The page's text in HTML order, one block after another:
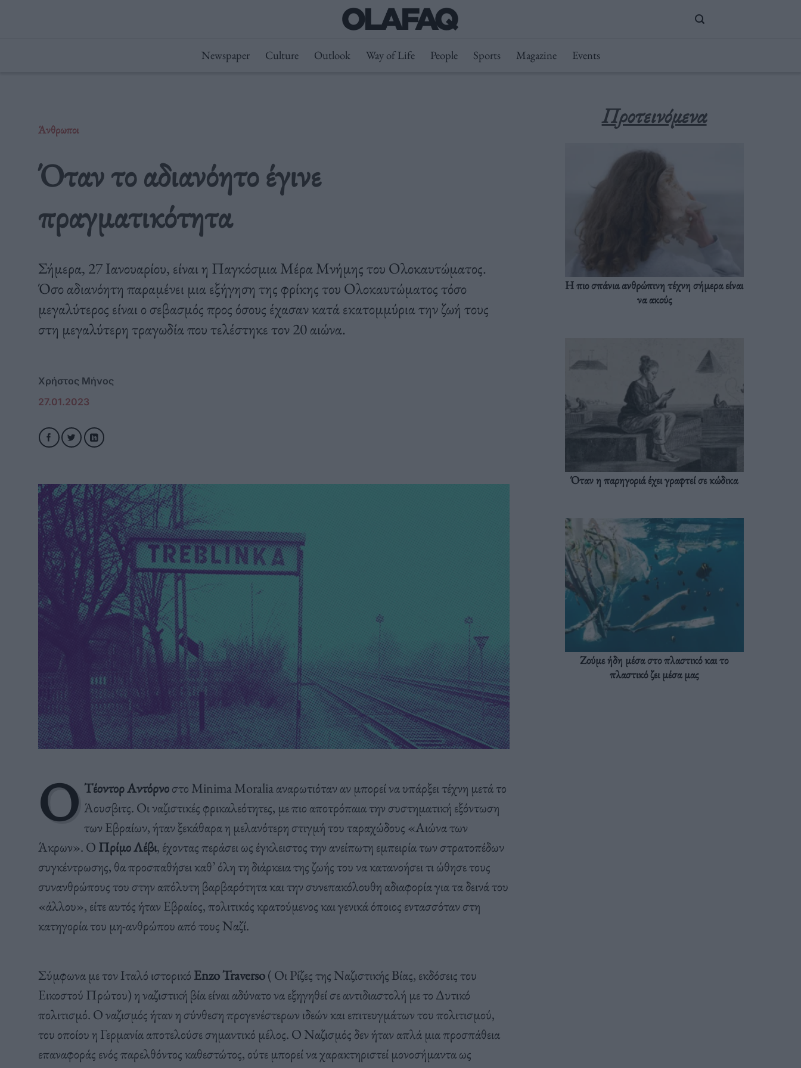
Newspaper Culture Outlook Way of Life People Sports Magazine Events
Άνθρωποι
Όταν το αδιανόητο έγινε
πραγματικότητα
Σήμερα, 27 Ιανουαρίου, είναι η Παγκόσμια Μέρα Μνήμης του Ολοκαυτώματος.
Όσο αδιανόητη παραμένει μια εξήγηση της φρίκης του Ολοκαυτώματος τόσο
μεγαλύτερος είναι ο σεβασμός προς όσους έχασαν κατά εκατομμύρια την ζωή τους
στη μεγαλύτερη τραγωδία που τελέστηκε τον 20 αιώνα.
Χρήστος Μήνος
27.01.2023
O Τέοντορ Αντόρνοστο Minima Moralia αναρωτιόταν αν μπορεί να υπάρξει τέχνη μετά το
Άουσβιτς. Οι ναζιστικές φρικαλεότητες, με πιο αποτρόπαια την συστηματική εξόντωση
των Εβραίων, ήταν ξεκάθαρα η μελανότερη στιγμή του ταραχώδους «Aιώνα των
Άκρων». Ο Πρίμο Λέβι, έχοντας περάσει ως έγκλειστος την ανείπωτη εμπειρία των στρατοπέδων
συγκέντρωσης, θα προσπαθήσει καθ’ όλη τη διάρκεια της ζωής του να κατανοήσει τι ώθησε τους
συνανθρώπους του στην απόλυτη βαρβαρότητα και την συνεπακόλουθη αδιαφορία για τα δεινά του
«άλλου», είτε αυτός ήταν Εβραίος, πολιτικός κρατούμενος και γενικά όποιος εντασσόταν στη
κατηγορία του μη-ανθρώπου από τους Ναζί.
Σύμφωνα με τον Ιταλό ιστορικό Enzo Traverso( Οι Ρίζες της Ναζιστικής Βίας, εκδόσεις του
Εικοστού Πρώτου) η ναζιστική βία είναι αδύνατο να εξηγηθεί σε αντιδιαστολή με το Δυτικό
πολιτισμό. Ο ναζισμός ήταν η σύνθεση προγενέστερων ιδεών και επιτευγμάτων του πολιτισμού,
του οποίου η Γερμανία αποτελούσε σημαντικό μέλος. Ο Ναζισμός δεν ήταν απλά μια προσπάθεια
επαναφοράς ενός παρελθόντος καθεστώτος, ούτε μπορεί να χαρακτηριστεί μονοσήμαντα ως
Προτεινόμενα
Η πιο σπάνια ανθρώπινη τέχνη σήμερα είναι
να ακούς
Όταν η παρηγοριά έχει γραφτεί σε κώδικα
Ζούμε ήδη μέσα στο πλαστικό και το
πλαστικό ζει μέσα μας